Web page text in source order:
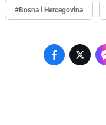
#Bosna i Hercegovina